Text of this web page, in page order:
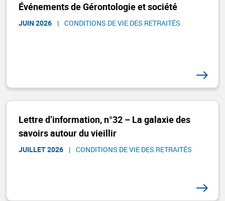
Événements de Gérontologie et société
JUIN 2026 | CONDITIONS DE VIE DES RETRAITÉS
Lettre d’information, n°32 – La galaxie des
savoirs autour du vieillir
JUILLET 2026 | CONDITIONS DE VIE DES RETRAITÉS